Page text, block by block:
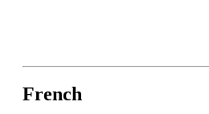
French